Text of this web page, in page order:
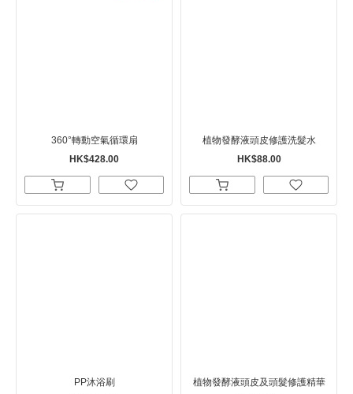
360°轉動空氣循環扇
HK$428.00
植物發酵液頭皮修護洗髮水
HK$88.00
PP沐浴刷
植物發酵液頭皮及頭髮修護精華